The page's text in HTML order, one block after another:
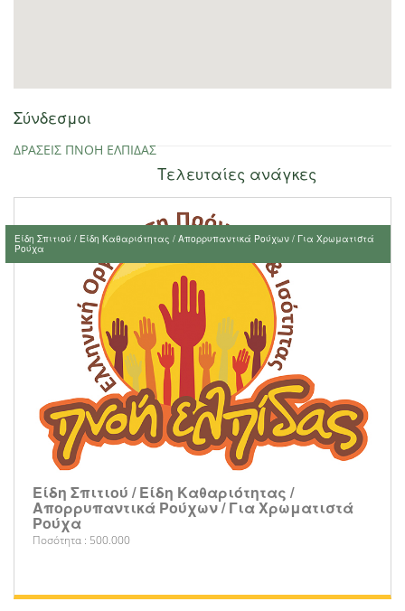
Σύνδεσμοι
ΔΡΑΣΕΙΣ ΠΝΟΗ ΕΛΠΙΔΑΣ
Τελευταίες ανάγκες
Είδη Σπιτιού / Είδη Καθαριότητας / Απορρυπαντικά Ρούχων / Για Χρωματιστά
Ρούχα
Είδη Σπιτιού / Είδη Καθαριότητας /
Απορρυπαντικά Ρούχων / Για Χρωματιστά
Ρούχα
Ποσότητα : 500.000